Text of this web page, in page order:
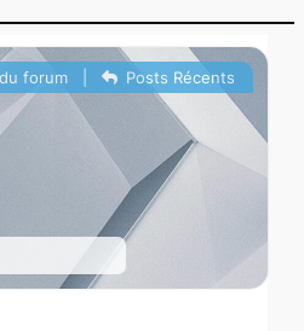
forum | Posts Récents